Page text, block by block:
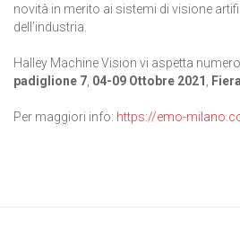
novità in merito ai sistemi di visione
dell’industria.
Halley Machine Vision vi aspetta
padiglione 7 04-09 Ottobre 2021
Per maggiori info: https://emo-